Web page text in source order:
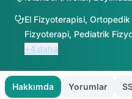
El Fizyoterapisi,
Fizyoterapi, Pediatrik
+4 daha
Hakkımda Yorumlar